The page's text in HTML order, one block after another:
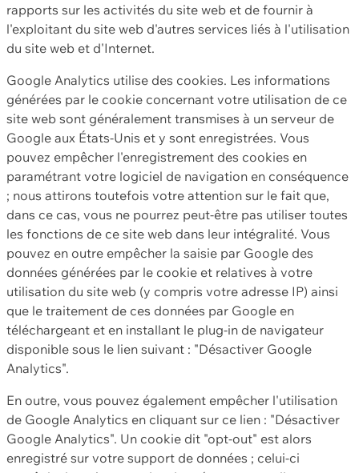
rapports sur les activités du site web et de fournir à
l'exploitant du site web d'autres services liés à l'utilisation
du site web et d'Internet.
Google Analytics utilise des cookies. Les informations
générées par le cookie concernant votre utilisation de ce
site web sont généralement transmises à un serveur de
Google aux États-Unis et y sont enregistrées. Vous
pouvez empêcher l'enregistrement des cookies en
paramétrant votre logiciel de navigation en conséquence
; nous attirons toutefois votre attention sur le fait que,
dans ce cas, vous ne pourrez peut-être pas utiliser toutes
les fonctions de ce site web dans leur intégralité. Vous
pouvez en outre empêcher la saisie par Google des
données générées par le cookie et relatives à votre
utilisation du site web (y compris votre adresse IP) ainsi
que le traitement de ces données par Google en
téléchargeant et en installant le plug-in de navigateur
disponible sous le lien suivant : "Désactiver Google
Analytics".
En outre, vous pouvez également empêcher l'utilisation
de Google Analytics en cliquant sur ce lien : "Désactiver
Google Analytics". Un cookie dit "opt-out" est alors
enregistré sur votre support de données ; celui-ci